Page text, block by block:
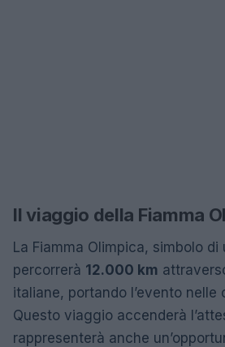
Il viaggio della Fiamma
La Fiamma Olimpica, simbolo di
percorrerà 12.000 km
italiane, portando l’evento nelle
Questo viaggio accenderà
rappresenterà anche